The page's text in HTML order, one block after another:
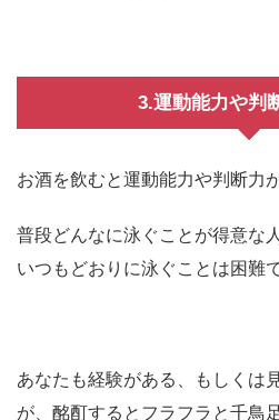
3.運動能力や判
お酒を飲むと運動能力や判断力
普段どんなに泳ぐことが得意な
いつもどおりに泳ぐことは困難で
あなたも経験がある、もしくは
が、酩酊するとフラフラと千鳥